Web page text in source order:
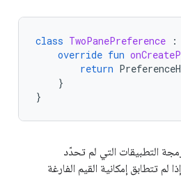
class TwoPanePreference :
override fun
return
}
}
التطبيقات التي لم تحدّد
سابقًا. هذا تغيير محتمل يؤدي إلى إيقاف مصدر Kotlin إذا لم تتطابق إمكانية القيم الفارغة